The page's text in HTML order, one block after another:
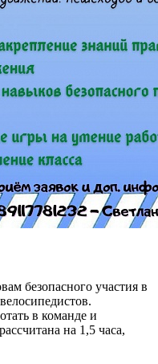
безопасного участия в
в команде и
на 1,5 часа,